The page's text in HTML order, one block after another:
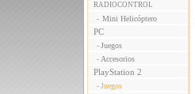
RADIOCONTROL
- Mini Helicóptero
PC
- Juegos
- Accesorios
PlayStation 2
- Juegos